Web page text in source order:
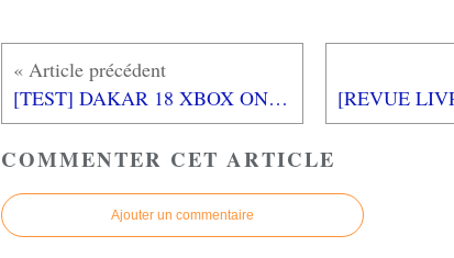
[TEST] DAKAR 18 XBOX ONE X : un roadbook erroné?
COMMENTER CET ARTICLE
Ajouter un commentaire